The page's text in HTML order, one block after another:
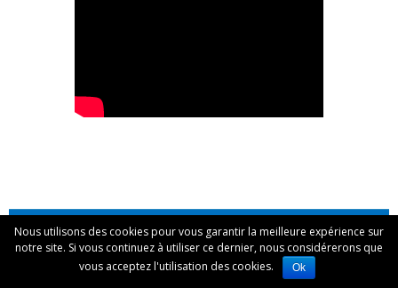
© 2026 Association D-Clic |Mentions légales
Nous utilisons des cookies pour vous garantir la meilleure expérience sur
notre site. Si vous continuez à utiliser ce dernier, nous considérerons que
vous acceptez l'utilisation des cookies.
Ok